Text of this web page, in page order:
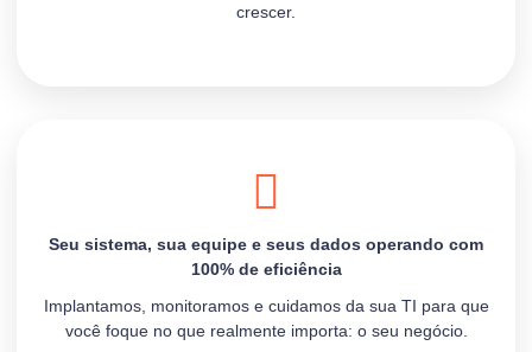
crescer.
Seu sistema, sua equipe e seus dados operando com
100% de eficiência
Implantamos, monitoramos e cuidamos da sua TI para que
você foque no que realmente importa: o seu negócio.